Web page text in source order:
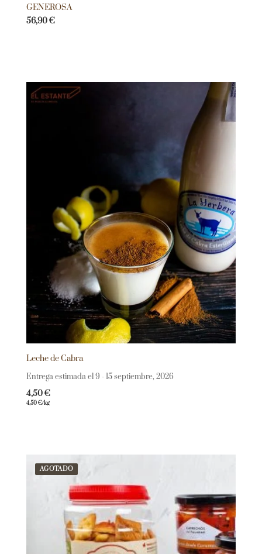
GENEROSA
56,90€
Leche de Cabra
Entrega estimada el 9 - 15 septiembre, 2026
4,50€
4,50€/kg
AGOTADO